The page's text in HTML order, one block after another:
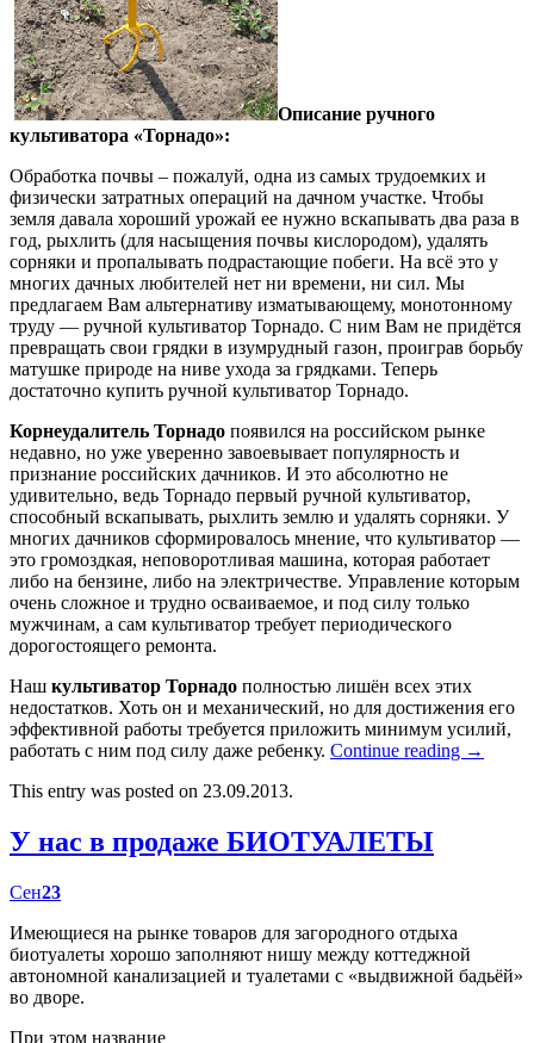
Описание ручного
культиватора «Торнадо»:
Обработка почвы – пожалуй, одна из самых трудоемких и
физически затратных операций на дачном участке. Чтобы
земля давала хороший урожай ее нужно вскапывать два раза в
год, рыхлить (для насыщения почвы кислородом), удалять
сорняки и пропалывать подрастающие побеги. На всё это у
многих дачных любителей нет ни времени, ни сил. Мы
предлагаем Вам альтернативу изматывающему, монотонному
труду — ручной культиватор Торнадо. С ним Вам не придётся
превращать свои грядки в изумрудный газон, проиграв борьбу
матушке природе на ниве ухода за грядками. Теперь
достаточно купить ручной культиватор Торнадо.
Корнеудалитель Торнадо появился на российском рынке
недавно, но уже уверенно завоевывает популярность и
признание российских дачников. И это абсолютно не
удивительно, ведь Торнадо первый ручной культиватор,
способный вскапывать, рыхлить землю и удалять сорняки. У
многих дачников сформировалось мнение, что культиватор —
это громоздкая, неповоротливая машина, которая работает
либо на бензине, либо на электричестве. Управление которым
очень сложное и трудно осваиваемое, и под силу только
мужчинам, а сам культиватор требует периодического
дорогостоящего ремонта.
Наш культиватор Торнадо полностью лишён всех этих
недостатков. Хоть он и механический, но для достижения его
эффективной работы требуется приложить минимум усилий,
работать с ним под силу даже ребенку. Continue reading →
This entry was posted on 23.09.2013.
У нас в продаже БИОТУАЛЕТЫ
Сен23
Имеющиеся на рынке товаров для загородного отдыха
биотуалеты хорошо заполняют нишу между коттеджной
автономной канализацией и туалетами с «выдвижной бадьёй»
во дворе.
При этом название